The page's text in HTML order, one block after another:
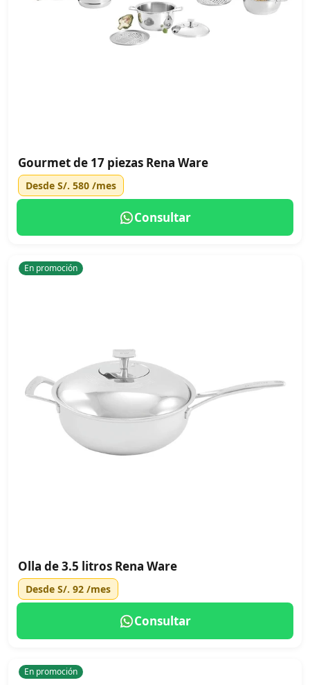
Gourmet de 17 piezas Rena Ware
Desde S/. 580 /mes
Consultar
En promoción
Olla de 3.5 litros Rena Ware
Desde S/. 92 /mes
Consultar
En promoción